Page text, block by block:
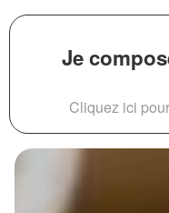
Je
Cliquez ici